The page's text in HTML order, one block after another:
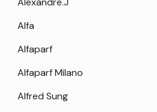
Alfa
Alfaparf
Alfaparf Milano
Alfred Sung